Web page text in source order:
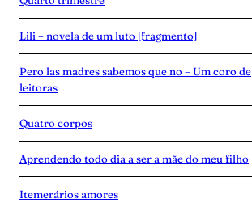
Lili – novela de um luto [fragmento]
Pero las madres sabemos que no – Um coro de
leitoras
Quatro corpos
Aprendendo todo dia a ser a mãe do meu filho
Itemerários amores